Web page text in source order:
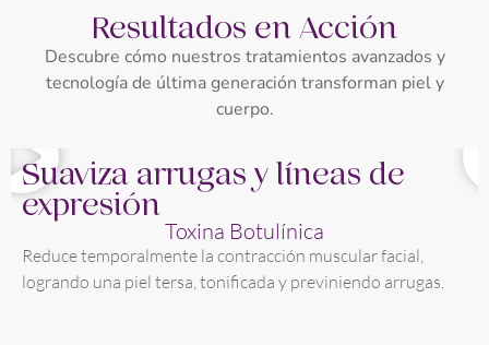
Resultados en Acción
Descubre cómo nuestros tratamientos avanzados y
tecnología de última generación transforman piel y
cuerpo.
Suaviza arrugas y líneas de
expresión
Toxina Botulínica
Reduce temporalmente la contracción muscular facial,
logrando una piel tersa, tonificada y previniendo arrugas.